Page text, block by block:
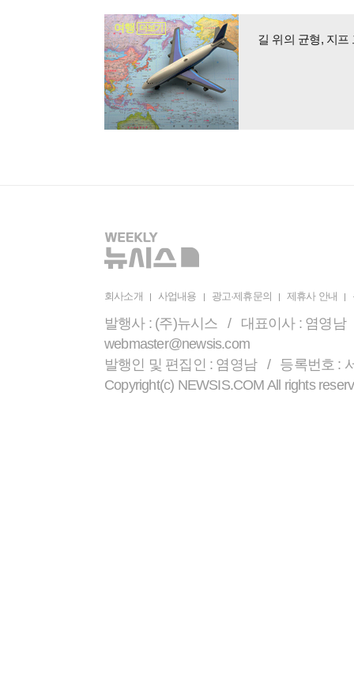
여행 더보기
길 위의 균형, 지프
회사소개 사업내용 광고·제휴문의 제휴사 안내
발행사 : (주)뉴시스 / 대표이사 : 염영
webmaster@newsis.com
발행인 및 편집인 : 염영남 / 등록번호 :
Copyright(c) NEWSIS.COM All rights